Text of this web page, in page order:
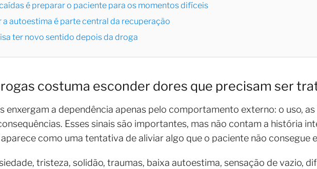
é preparar o paciente para os momentos difíceis
a autoestima é parte central da recuperação
ter novo sentido depois da droga
costuma esconder dores que precisam ser
enxergam a dependência apenas pelo comportamento externo: o uso,
Esses sinais são importantes, mas não contam a história
como uma tentativa de aliviar algo que o paciente não consegue
tristeza, solidão, traumas, baixa autoestima, sensação de vazio,